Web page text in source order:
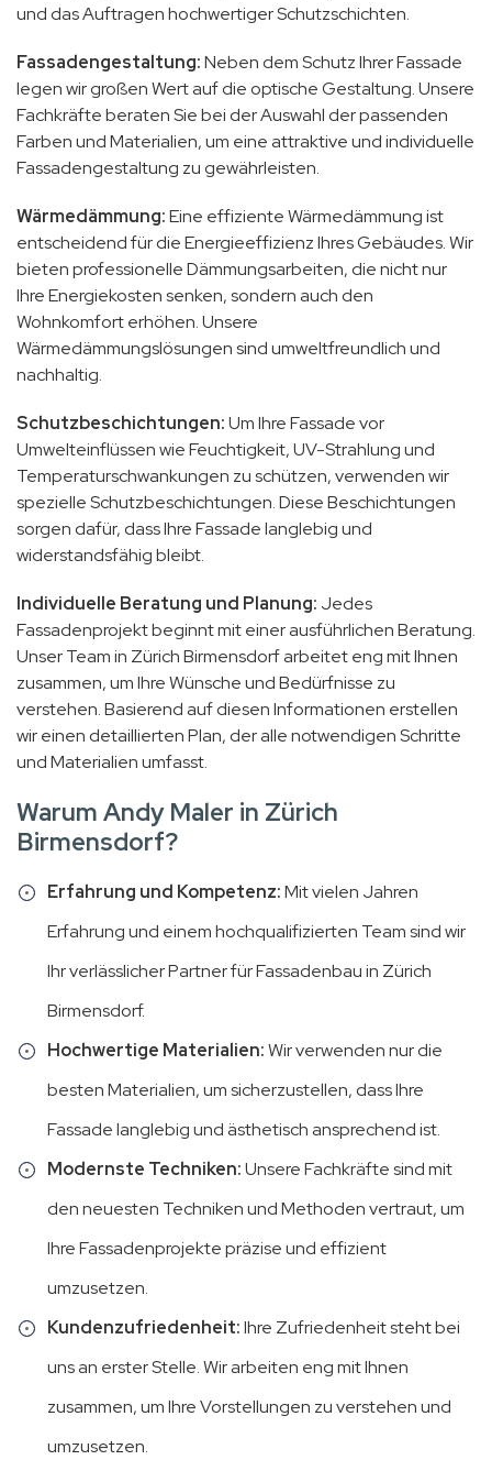
und das Auftragen hochwertiger Schutzschichten.
Fassadengestaltung:Neben dem Schutz Ihrer Fassade
legen wir großen Wert auf die optische Gestaltung. Unsere
Fachkräfte beraten Sie bei der Auswahl der passenden
Farben und Materialien, um eine attraktive und individuelle
Fassadengestaltung zu gewährleisten.
Wärmedämmung:Eine effiziente Wärmedämmung ist
entscheidend für die Energieeffizienz Ihres Gebäudes. Wir
bieten professionelle Dämmungsarbeiten, die nicht nur
Ihre Energiekosten senken, sondern auch den
Wohnkomfort erhöhen. Unsere
Wärmedämmungslösungen sind umweltfreundlich und
nachhaltig.
Schutzbeschichtungen:Um Ihre Fassade vor
Umwelteinflüssen wie Feuchtigkeit, UV-Strahlung und
Temperaturschwankungen zu schützen, verwenden wir
spezielle Schutzbeschichtungen. Diese Beschichtungen
sorgen dafür, dass Ihre Fassade langlebig und
widerstandsfähig bleibt.
Individuelle Beratung und Planung: Jedes
Fassadenprojekt beginnt mit einer ausführlichen Beratung.
Unser Team in Zürich Birmensdorf arbeitet eng mit Ihnen
zusammen, um Ihre Wünsche und Bedürfnisse zu
verstehen. Basierend auf diesen Informationen erstellen
wir einen detaillierten Plan, der alle notwendigen Schritte
und Materialien umfasst.
Warum Andy Maler in Zürich
Birmensdorf?
Erfahrung und Kompetenz:Mit vielen Jahren
Erfahrung und einem hochqualifizierten Team sind wir
Ihr verlässlicher Partner für Fassadenbau in Zürich
Birmensdorf.
Hochwertige Materialien:Wir verwenden nur die
besten Materialien, um sicherzustellen, dass Ihre
Fassade langlebig und ästhetisch ansprechend ist.
Modernste Techniken:Unsere Fachkräfte sind mit
den neuesten Techniken und Methoden vertraut, um
Ihre Fassadenprojekte präzise und effizient
umzusetzen.
Kundenzufriedenheit:Ihre Zufriedenheit steht bei
uns an erster Stelle. Wir arbeiten eng mit Ihnen
zusammen, um Ihre Vorstellungen zu verstehen und
umzusetzen.